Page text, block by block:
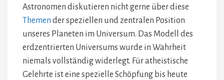
Astronomen diskutieren nicht gerne über diese
Themen der speziellen und zentralen Position
unseres Planeten im Universum. Das Modell des
erdzentrierten Universums wurde in Wahrheit
niemals vollständig widerlegt. Für atheistische
Gelehrte ist eine spezielle Schöpfung bis heute